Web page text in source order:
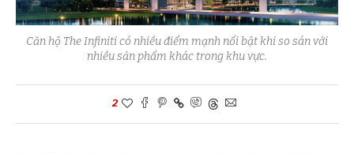
Căn hộ The Infiniti có nhiều điểm mạnh nổi bật khi so sán với
nhiều sản phẩm khác trong khu vực.
2